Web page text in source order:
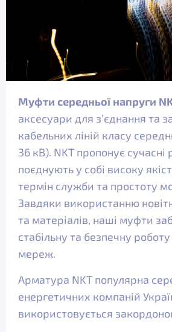
Муфти середньої напруги
аксесуари для з’єднання та
кабельних ліній класу
36 кВ). NKT пропонує
поєднують у собі високу
термін служби та простоту
Завдяки використанню
та матеріалів, наші муфти
стабільну та безпечну
мереж.
Арматура NKT популярна
енергетичних компаній
використовується